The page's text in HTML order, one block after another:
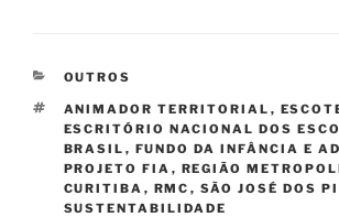
CATEGORIAS
OUTROS
TAGS
ANIMADOR TERRITORIAL ,
ESCRITÓRIO NACIONAL DOS
BRASIL , FUNDO DA INFÂNCIA E
PROJETO FIA , REGIÃO
CURITIBA , RMC , SÃO JOSÉ DOS
SUSTENTABILIDADE